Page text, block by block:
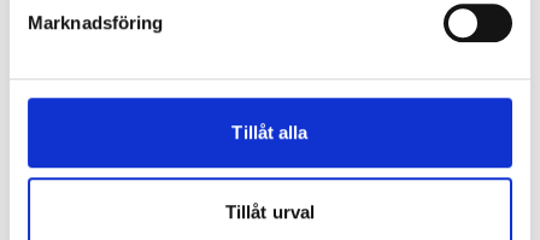
Hur är en ytterdörr uppbyggd?